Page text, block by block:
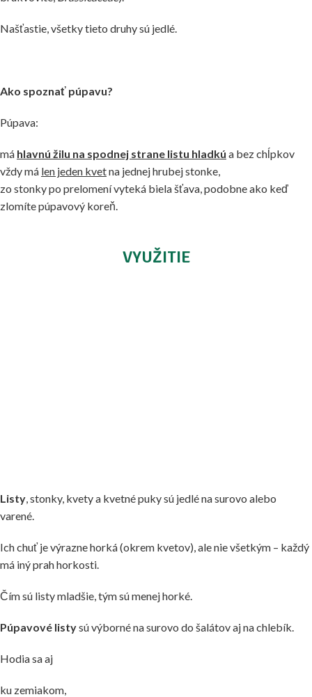
Našťastie, všetky tieto druhy sú jedlé.
Ako spoznať púpavu?
Púpava:
má hlavnú žilu na spodnej strane listu hladkú a bez chĺpkov
vždy má len jeden kvetna jednej hrubej stonke,
zo stonky po prelomení vyteká biela šťava, podobne ako keď
zlomíte púpavový koreň.
VYUŽITIE
Listy , stonky, kvety a kvetné puky sú jedlé na surovo alebo
varené.
Ich chuť je výrazne horká (okrem kvetov), ale nie všetkým – každý
má iný prah horkosti.
Čím sú listy mladšie, tým sú menej horké.
Púpavové listysú výborné na surovo do šalátov aj na chlebík.
Hodia sa aj
ku zemiakom,